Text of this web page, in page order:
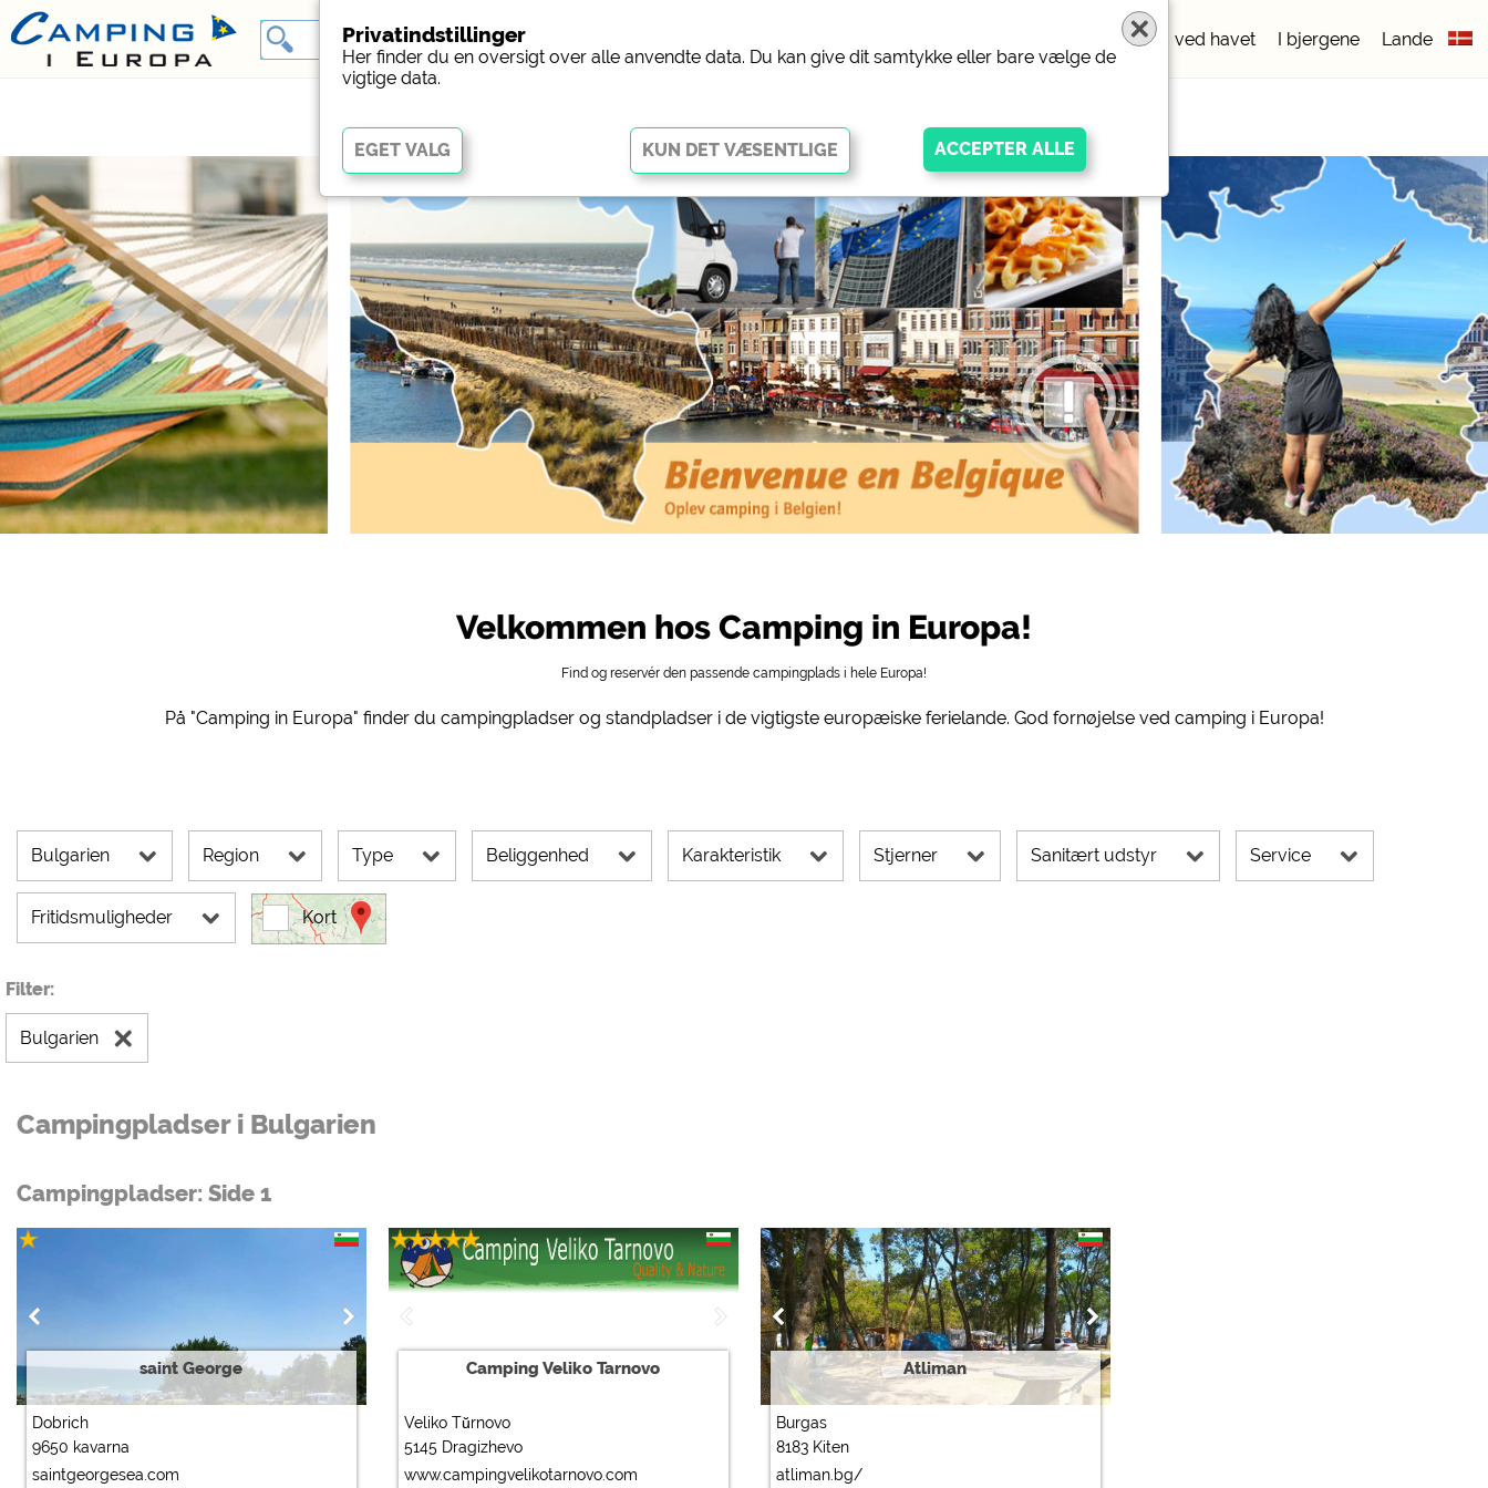
5 stjerner ved havet I bjergene Lande
Velkommen hos Camping in Europa!
Find og reservér den passende campingplads i hele Europa!
På "Camping in Europa" finder du campingpladser og standpladser i de vigtigste europæiske ferielande. God fornøjelse ved camping i Europa!
Bulgarien Region Type Beliggenhed Karakteristik Stjerner Sanitært udstyr Service
Fritidsmuligheder Kort
Filter:
Bulgarien
Campingpladser i Bulgarien
Campingpladser: Side 1
saint George
Dobrich
9650 kavarna
saintgeorgesea.com
Camping Veliko Tarnovo
Veliko Tŭrnovo
5145 Dragizhevo
www.campingvelikotarnovo.com
Atliman
Burgas
8183 Kiten
atliman.bg/
Privatindstillinger
Her finder du en oversigt over alle anvendte data. Du kan give dit samtykke eller bare vælge de
vigtige data.
Væsentlige cookies muliggør grundlæggende funktioner og er afgørende for, at webstedet
fungerer korrekt. Uden disse cookies fungerer dele af webstedet
ikke.
Social Media
Forhåndsvisning af campingplads (forhåndsvisning af
websteder med campingpladser)
siehe Datenschutzerklärung des jeweiligen Anbieters
Facebook (Eksempel på Facebook-siden med
campingpladser)
https://www.facebook.com/about/privacy/
Eksterne medier / Social Media
https://policies.google.com/privacy
https://policies.google.com/privacy
Cookieindstillingerne kan ændres når som helst i sidefoden via "COOKIES"!